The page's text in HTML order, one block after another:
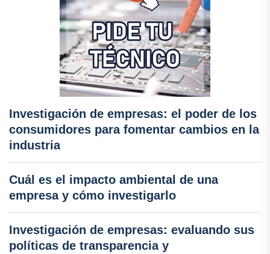
Investigación de empresas: el poder de los
consumidores para fomentar cambios en la
industria
Cuál es el impacto ambiental de una
empresa y cómo investigarlo
Investigación de empresas: evaluando sus
políticas de transparencia y